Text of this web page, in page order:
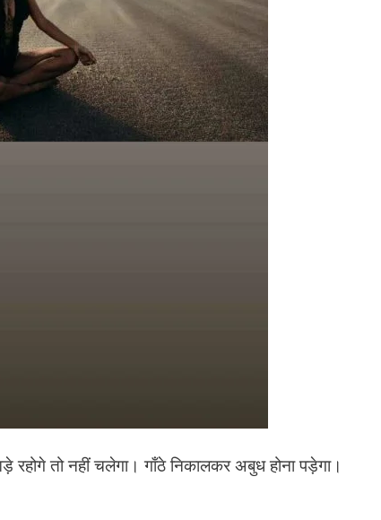
रहोगे तो नहीं चलेगा। गाँठे निकालकर अबुध होना पड़ेगा।